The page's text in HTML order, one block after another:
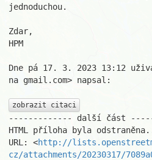
jednoduchou.
Zdar,
HPM
Dne pá 17. 3. 2023 13:12
na gmail.com> napsal:
zobrazit citaci
------------- další část
HTML příloha byla
URL: <http://
cz/attachments/20230317/